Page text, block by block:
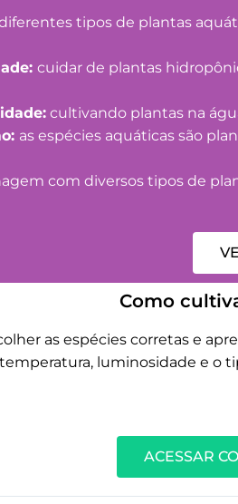
tipos de plantas
cuidar de plantas
cultivando plantas na
as espécies aquáticas são
com diversos tipos de
Como
as espécies corretas e
luminosidade e o
ACESSAR